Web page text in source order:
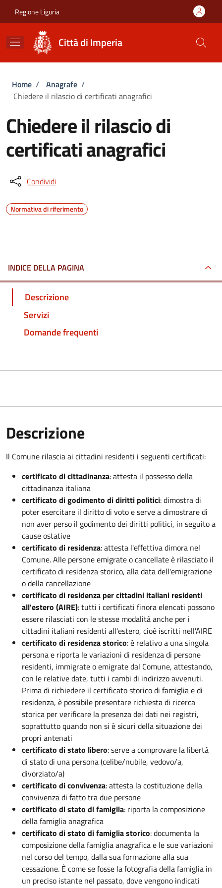
Regione Liguria
Città di Imperia
Briciole di pane
Home / Anagrafe /
Chiedere il rilascio di certificati anagrafici
Chiedere il rilascio di
certificati anagrafici
Condividi
Normativa di riferimento
INDICE DELLA PAGINA
Descrizione
Servizi
Domande frequenti
Descrizione
Il Comune rilascia ai cittadini residenti i seguenti certificati:
certificato di cittadinanza: attesta il possesso della
cittadinanza italiana
certificato di godimento di diritti politici: dimostra di
poter esercitare il diritto di voto e serve a dimostrare di
non aver perso il godimento dei diritti politici, in seguito a
cause ostative
certificato di residenza: attesta l'effettiva dimora nel
Comune. Alle persone emigrate o cancellate è rilasciato il
certificato di residenza storico, alla data dell'emigrazione
o della cancellazione
certificato di residenza per cittadini italiani residenti
all'estero (AIRE): tutti i certificati finora elencati possono
essere rilasciati con le stesse modalità anche per i
cittadini italiani residenti all'estero, cioè iscritti nell'AIRE
certificato di residenza storico: è relativo a una singola
persona e riporta le variazioni di residenza di persone
residenti, immigrate o emigrate dal Comune, attestando,
con le relative date, tutti i cambi di indirizzo avvenuti.
Prima di richiedere il certificato storico di famiglia e di
residenza, è possibile presentare richiesta di ricerca
storica per verificare la presenza dei dati nei registri,
soprattutto quando non si è sicuri della situazione dei
propri antenati
certificato di stato libero: serve a comprovare la libertà
di stato di una persona (celibe/nubile, vedovo/a,
divorziato/a)
certificato di convivenza: attesta la costituzione della
convivenza di fatto tra due persone
certificato di stato di famiglia: riporta la composizione
della famiglia anagrafica
certificato di stato di famiglia storico: documenta la
composizione della famiglia anagrafica e le sue variazioni
nel corso del tempo, dalla sua formazione alla sua
cessazione. È come se fosse la fotografia della famiglia in
un preciso istante nel passato, dove vengono indicati